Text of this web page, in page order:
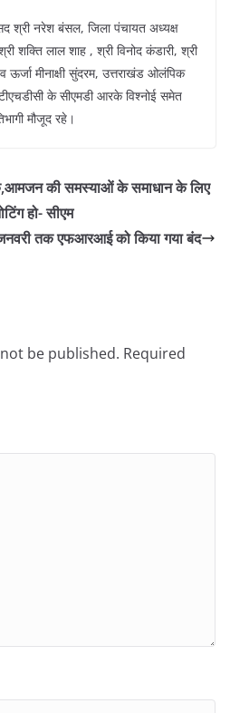
श्री नरेश बंसल, जिला पंचायत अध्यक्ष
शक्ति लाल शाह , श्री विनोद कंडारी, श्री
ऊर्जा मीनाक्षी सुंदरम, उत्तराखंड ओलंपिक
के सीएमडी आरके विश्नोई समेत
मौजूद रहे।
की समस्याओं के समाधान के लिए
हो- सीएम
तक एफआरआई को किया गया बंद
be published. Required